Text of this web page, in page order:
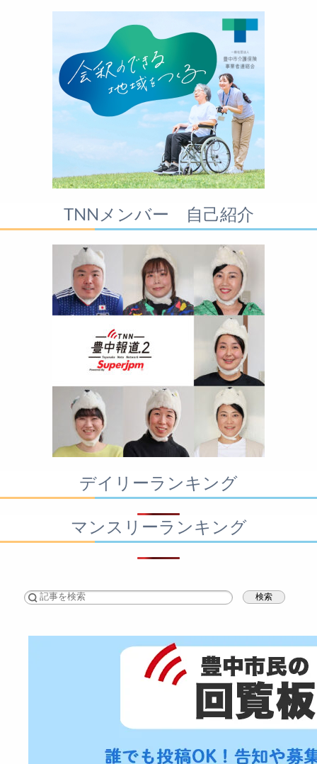
TNNメンバー 自己紹介
デイリーランキング
マンスリーランキング
検索